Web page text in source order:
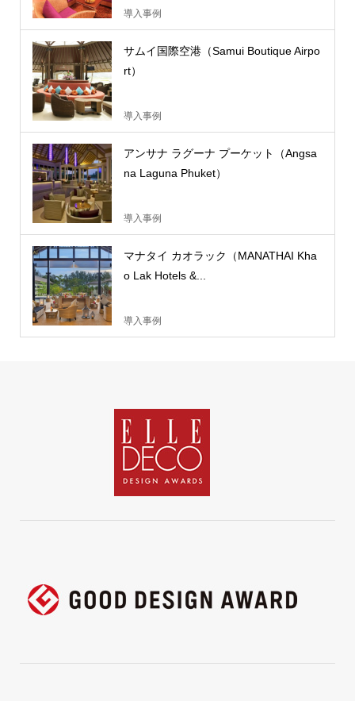
導入事例
サムイ国際空港（Samui Boutique Airpo
rt）
導入事例
アンサナ ラグーナ プーケット（Angsa
na Laguna Phuket）
導入事例
マナタイ カオラック（MANATHAI Kha
o Lak Hotels &...
導入事例